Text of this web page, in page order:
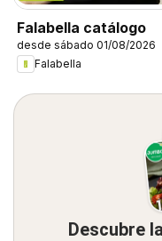
Falabella catálogo
desde sábado 01/08/2026
Falabella
Descubre